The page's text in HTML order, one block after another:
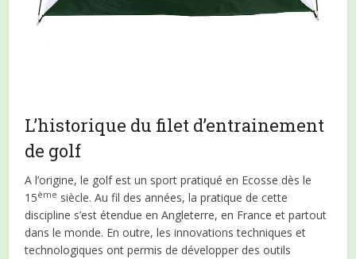
L’historique du filet d’entrainement
de golf
A l’origine, le golf est un sport pratiqué en Ecosse dès le
15ème siècle. Au fil des années, la pratique de cette
discipline s’est étendue en Angleterre, en France et partout
dans le monde. En outre, les innovations techniques et
technologiques ont permis de développer des outils